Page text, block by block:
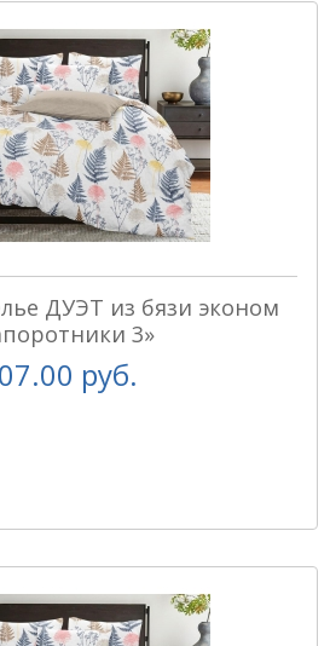
ДУЭТ из бязи эконом
3»
руб.